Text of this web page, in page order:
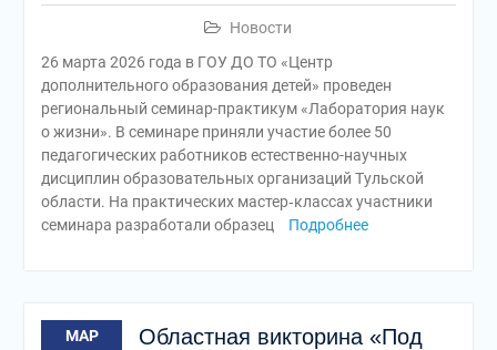
Новости
26 марта 2026 года в ГОУ ДО ТО «Центр
дополнительного образования детей» проведен
региональный семинар-практикум «Лаборатория наук
о жизни». В семинаре приняли участие более 50
педагогических работников естественно-научных
дисциплин образовательных организаций Тульской
области. На практических мастер‑классах участники
семинара разработали образец
Подробнее
МАР
Областная викторина «Под